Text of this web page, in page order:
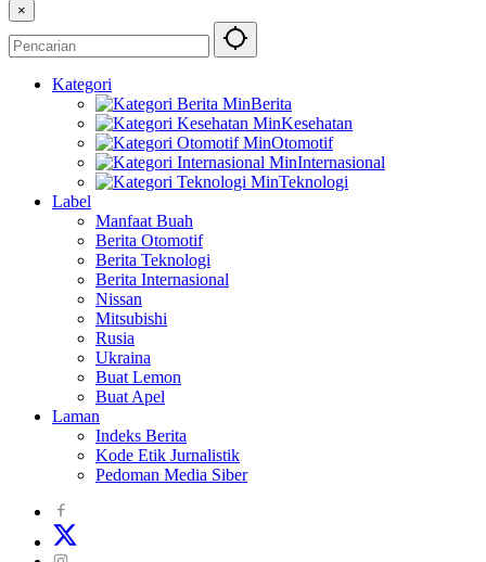
×
Kategori
Berita
Kesehatan
Otomotif
Internasional
Teknologi
Label
Manfaat Buah
Berita Otomotif
Berita Teknologi
Berita Internasional
Nissan
Mitsubishi
Rusia
Ukraina
Buat Lemon
Buat Apel
Laman
Indeks Berita
Kode Etik Jurnalistik
Pedoman Media Siber